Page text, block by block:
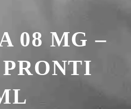
08 MG –